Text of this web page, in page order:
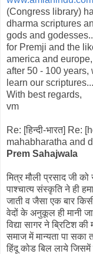
(Congress library)
dharma scriptures
gods and
for Premji and the
america and
after 50 - 100 years,
learn our
With best regards,
vm
Re: [हिन्दी-भारत]
mahabharatha and
Prem Sahajwala
मित्र मौली प्रसाद जी
पाश्चात्य संस्कृति ने ही
जाती व जैसा एक बार
वेदों के अनुकूल ही मानी
विद्या सागर ने ब्रिटिश
समाज में मान्यता पा सका
हिंदू कोड बिल लाये